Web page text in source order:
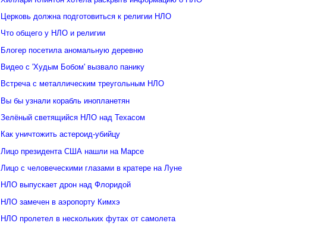
Церковь должна подготовиться к религии НЛО
Что общего у НЛО и религии
Блогер посетила аномальную деревню
Видео с 'Худым Бобом' вызвало панику
Встреча с металлическим треугольным НЛО
Вы бы узнали корабль инопланетян
Зелёный светящийся НЛО над Техасом
Как уничтожить астероид-убийцу
Лицо президента США нашли на Марсе
Лицо с человеческими глазами в кратере на Луне
НЛО выпускает дрон над Флоридой
НЛО замечен в аэропорту Кимхэ
НЛО пролетел в нескольких футах от самолета